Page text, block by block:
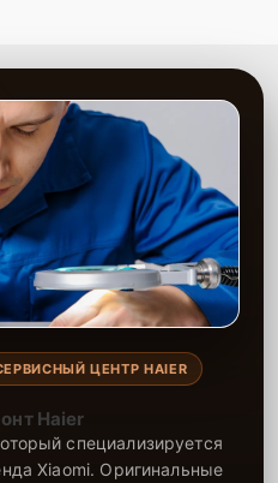
ЦЕНТР HAIER
Haier
специализируется
Xiaomi. Оригинальные